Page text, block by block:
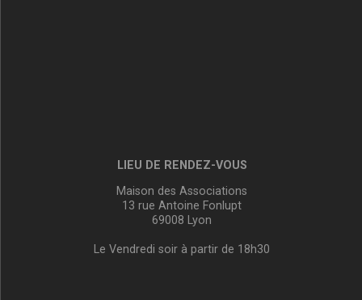
LIEU DE RENDEZ-VOUS
Maison des Associations
13 rue Antoine Fonlupt
69008 Lyon
Le Vendredi soir à partir de 18h30